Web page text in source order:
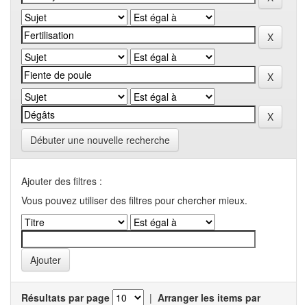
Débuter une nouvelle recherche
Ajouter des filtres :
Vous pouvez utiliser des filtres pour chercher mieux.
Résultats par page | Arranger les items par